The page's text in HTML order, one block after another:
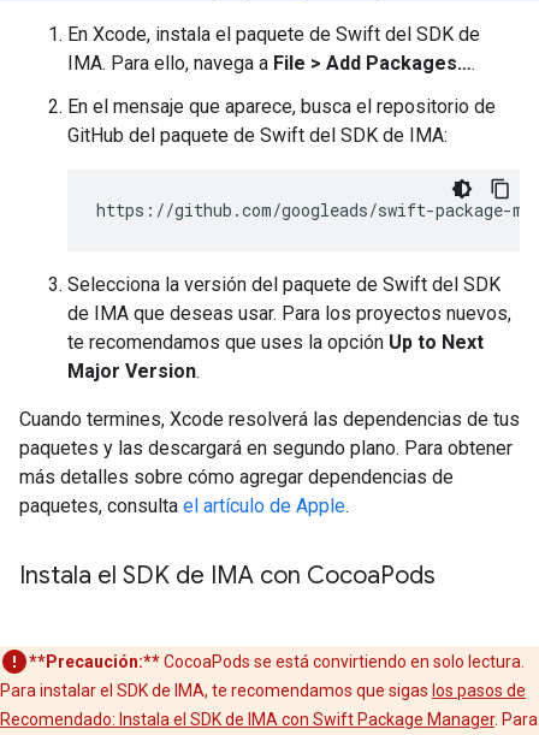
En Xcode, instala el paquete de Swift del SDK de
IMA. Para ello, navega a File > Add Packages….
En el mensaje que aparece, busca el repositorio de
GitHub del paquete de Swift del SDK de IMA:
Selecciona la versión del paquete de Swift del SDK
de IMA que deseas usar. Para los proyectos nuevos,
te recomendamos que uses la opción Up to Next
Major Version.
Cuando termines, Xcode resolverá las dependencias de tus
paquetes y las descargará en segundo plano. Para obtener
más detalles sobre cómo agregar dependencias de
paquetes, consulta el artículo de Apple.
Instala el SDK de IMA con CocoaPods
**Precaución:**CocoaPods se está convirtiendo en solo lectura.
Para instalar el SDK de IMA, te recomendamos que sigas los pasos de
Recomendado: Instala el SDK de IMA con Swift Package Manager. Para